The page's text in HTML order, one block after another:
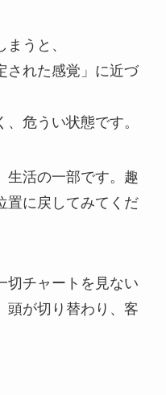
うと、
された感覚」に近づ
危うい状態です。
活の一部です。 趣
置に戻してみてくだ
切チャートを見ない
頭が切り替わり、客